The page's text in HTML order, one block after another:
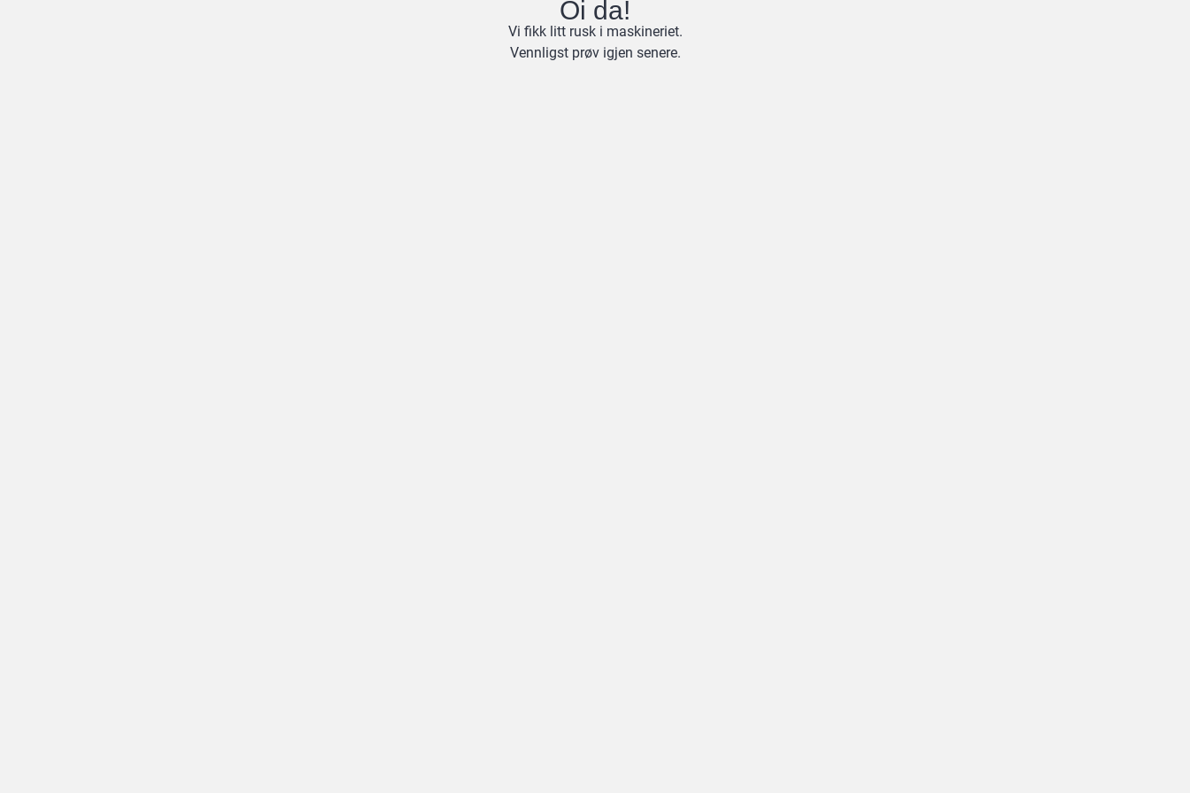
Oi da!
Vi fikk litt rusk i maskineriet.
Vennligst prøv igjen senere.